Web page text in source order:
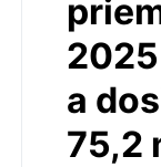
a
75,2